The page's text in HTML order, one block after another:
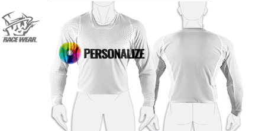
Color de fuente
Color de contorno
Sin contorno
Tipo de letra
estilo
Color de fuente
Color de contorno